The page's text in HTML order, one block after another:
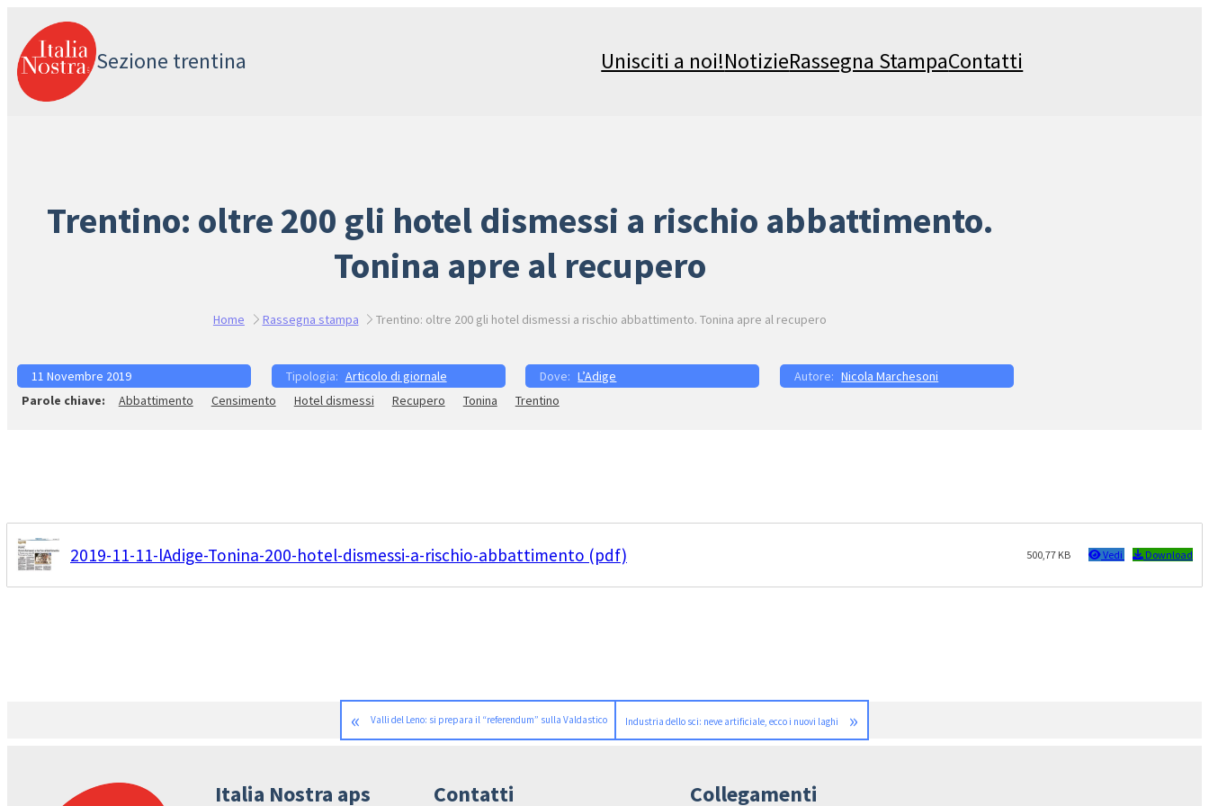
al
contenuto
Sezione trentina Unisciti a noi!NotizieRassegna StampaContatti
Trentino: oltre 200 gli hotel dismessi a rischio abbattimento.
Tonina apre al recupero
Home Rassegna stampa Trentino: oltre 200 gli hotel dismessi a rischio abbattimento. Tonina apre al recupero
11 Novembre 2019 Articolo di giornale L’Adige
Nicola Marchesoni
Abbattimento
Censimento Hotel dismessi Recupero Tonina Trentino
2019-11-11-lAdige-Tonina-200-hotel-dismessi-a-rischio-abbattimento (pdf) 500,77 KB Vedi Download
« Valli del Leno: si prepara il “referendum” sulla Valdastico Industria dello sci: neve artificiale, ecco i nuovi laghi »
Italia Nostra aps Contatti Collegamenti